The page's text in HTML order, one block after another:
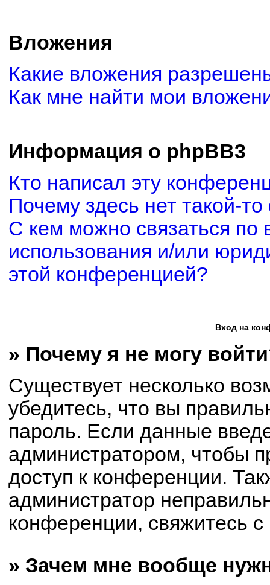
Вложения
Какие вложения
Как мне найти мои
Информация о phpBB3
Кто написал эту
Почему здесь нет такой-
С кем можно связаться по
использования и/или
этой конференцией?
Вход на
» Почему я не могу
Существует несколько
убедитесь, что вы
пароль. Если данные
администратором, чтобы
доступ к конференции.
администратор
конференции, свяжитесь
» Зачем мне вообще